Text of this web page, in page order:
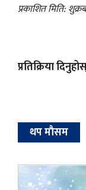
प्रकाशित मिति:
प्रतिक्रिया
थप माैसम